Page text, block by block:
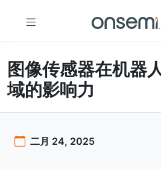
图像传感器在机器
域的影响力
二月 24, 2025